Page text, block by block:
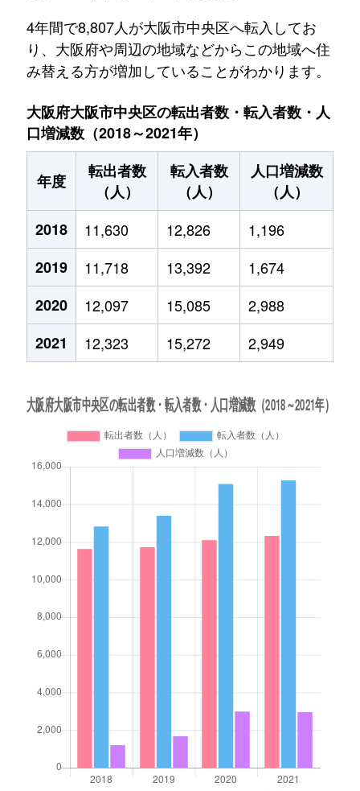
4年間で8,807人が大阪市中央区へ転入してお
り、大阪府や周辺の地域などからこの地域へ住
み替える方が増加していることがわかります。
大阪府大阪市中央区の転出者数・転入者数・人
口増減数（2018～2021年）
年度
転出者数
（人）
転入者数
（人）
人口増減数
（人）
2018
11,630 12,826
1,196
2019
11,718 13,392
1,674
2020
12,097 15,085
2,988
2021
12,323 15,272 2,949